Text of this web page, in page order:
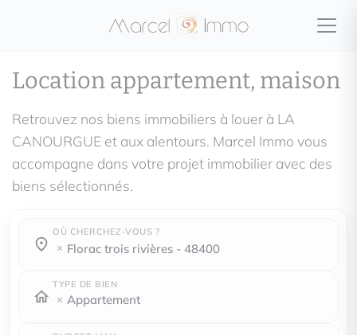
Location appartement, maison
Retrouvez nos biens immobiliers à louer à LA
CANOURGUE et aux alentours. Marcel Immo vous
accompagne dans votre projet immobilier avec des
biens sélectionnés.
OÙ CHERCHEZ-VOUS ?
Où cherchez-vous ?
florac trois rivières - 48400
Où cherchez-vous ?
TYPE DE BIEN
Appartement